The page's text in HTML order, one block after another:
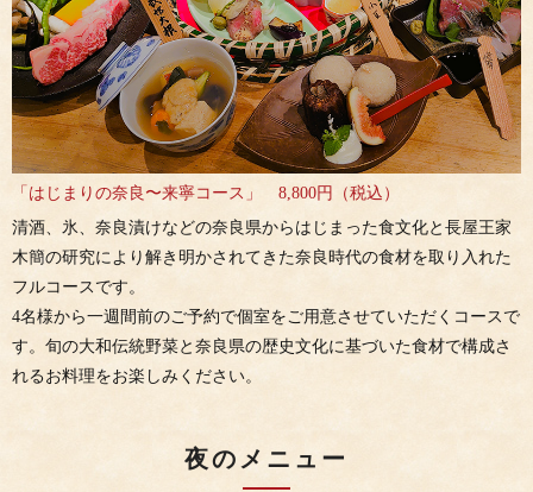
「はじまりの奈良〜来寧コース」 8,800円（税込）
清酒、氷、奈良漬けなどの奈良県からはじまった食文化と長屋王家
木簡の研究により解き明かされてきた奈良時代の食材を取り入れた
フルコースです。
4名様から一週間前のご予約で個室をご用意させていただくコースで
す。旬の大和伝統野菜と奈良県の歴史文化に基づいた食材で構成さ
れるお料理をお楽しみください。
夜のメニュー